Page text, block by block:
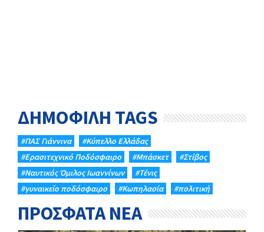
ΔΗΜΟΦΙΛΗ TAGS
#ΠΑΣ Γιάννινα
#Κύπελλο Ελλάδας
#Eρασιτεχνικό Ποδόσφαιρο
#Μπάσκετ
#Στίβος
#Ναυτικός Όμιλος Ιωαννίνων
#Τένις
#γυναικείο ποδόσφαιρο
#Κωπηλασία #πολιτική
ΠΡΟΣΦΑΤΑ ΝΕΑ